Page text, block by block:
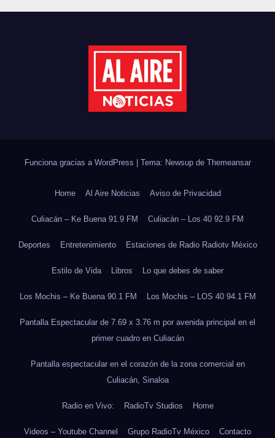
DEL CICLO ESCOLAR 2026-
Funciona gracias a WordPress Tema: Newsup de Themeansar
Home Al Aire Noticias Aviso de Privacidad
Culiacán – Ke Buena 91.9 FM Culiacán – Los 40 92.9 FM
Deportes Entretenimiento Estaciones de Radio Radiotv México
Estilo de Vida Libros Lo que debes de saber
Los Mochis – Ke Buena 90.1 FM Los Mochis – LOS 40 94.1 FM
Pantalla Espectacular de 7.69 x 3.76 m por avenida principal en el
primer cuadro en Culiacán
Pantalla espectacular en el corazón de la zona comercial en
Culiacán, Sinaloa
Radio en Vivo: RadioTv Studios Home
Videos – Youtube Channel Grupo RadioTv México Contacto